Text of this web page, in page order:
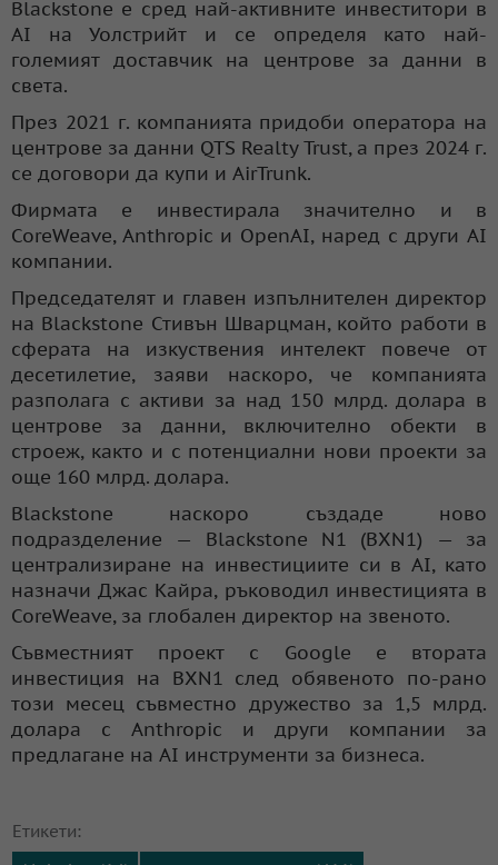
Blackstone е сред най-активните инвеститори в
AI на Уолстрийт и се определя като най-
големият доставчик на центрове за данни в
света.
През 2021 г. компанията придоби оператора на
центрове за данни QTS Realty Trust, а през 2024 г.
се договори да купи и AirTrunk.
Фирмата е инвестирала значително и в
CoreWeave, Anthropic и OpenAI, наред с други AI
компании.
Председателят и главен изпълнителен директор
на Blackstone Стивън Шварцман, който работи в
сферата на изкуствения интелект повече от
десетилетие, заяви наскоро, че компанията
разполага с активи за над 150 млрд. долара в
центрове за данни, включително обекти в
строеж, както и с потенциални нови проекти за
още 160 млрд. долара.
Blackstone наскоро създаде ново
подразделение — Blackstone N1 (BXN1) — за
централизиране на инвестициите си в AI, като
назначи Джас Кайра, ръководил инвестицията в
CoreWeave, за глобален директор на звеното.
Съвместният проект с Google е втората
инвестиция на BXN1 след обявеното по-рано
този месец съвместно дружество за 1,5 млрд.
долара с Anthropic и други компании за
предлагане на AI инструменти за бизнеса.
Етикети: